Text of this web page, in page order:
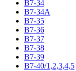
В7-34
В7-34А
В7-35
В7-36
В7-37
В7-38
В7-39
В7-40/1,2,3,4,5